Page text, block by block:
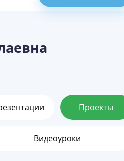
Проекты
Видеоуроки